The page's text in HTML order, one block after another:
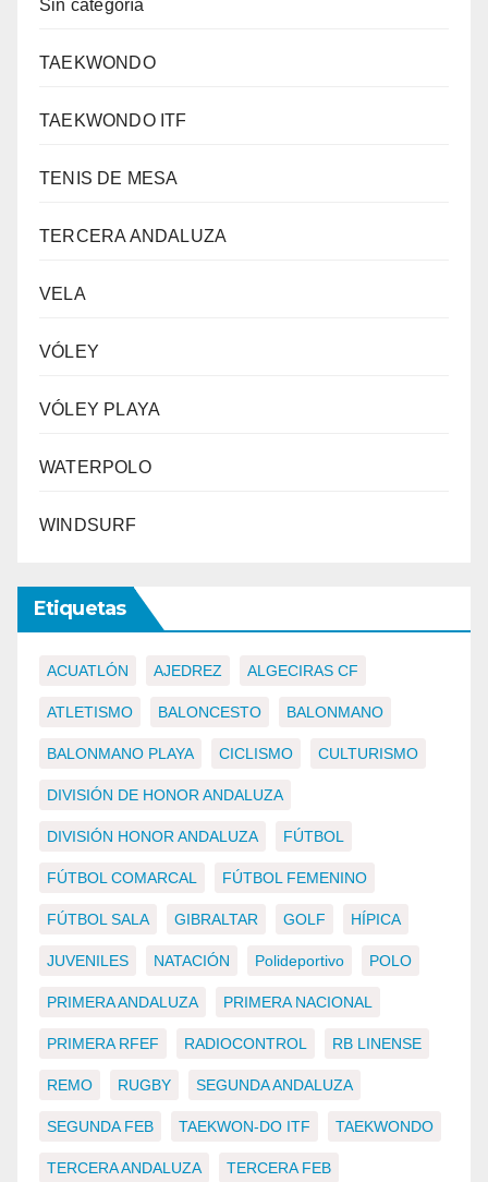
Sin categoría
TAEKWONDO
TAEKWONDO ITF
TENIS DE MESA
TERCERA ANDALUZA
VELA
VÓLEY
VÓLEY PLAYA
WATERPOLO
WINDSURF
Etiquetas
ACUATLÓN AJEDREZ ALGECIRAS CF
ATLETISMO BALONCESTO BALONMANO
BALONMANO PLAYA CICLISMO CULTURISMO
DIVISIÓN DE HONOR ANDALUZA
DIVISIÓN HONOR ANDALUZA FÚTBOL
FÚTBOL COMARCAL FÚTBOL FEMENINO
FÚTBOL SALA GIBRALTAR GOLF HÍPICA
JUVENILES NATACIÓN Polideportivo POLO
PRIMERA ANDALUZA PRIMERA NACIONAL
PRIMERA RFEF RADIOCONTROL RB LINENSE
REMO RUGBY SEGUNDA ANDALUZA
SEGUNDA FEB TAEKWON-DO ITF TAEKWONDO
TERCERA ANDALUZA TERCERA FEB